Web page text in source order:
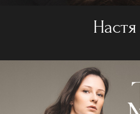
Настя